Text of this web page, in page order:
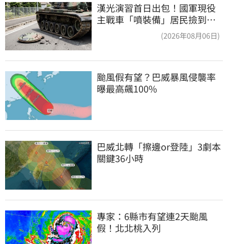
漢光演習首日出包！國軍現役
主戰車「噴裝備」居民撿到零
(2026年08月06日)
颱風假有望？巴威暴風侵襲率
曝最高飆100%
巴威北轉「擦邊or登陸」3劇本
關鍵36小時
專家：6縣市有望連2天颱風
假！北北桃入列